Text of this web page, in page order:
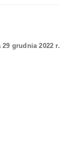
29 grudnia 2022 r.